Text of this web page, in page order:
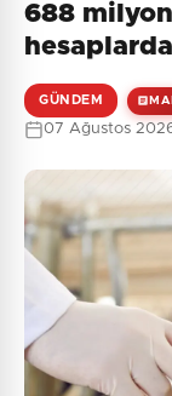
Henüz
688
hesaplarda
GÜNDEM
07 Ağustos